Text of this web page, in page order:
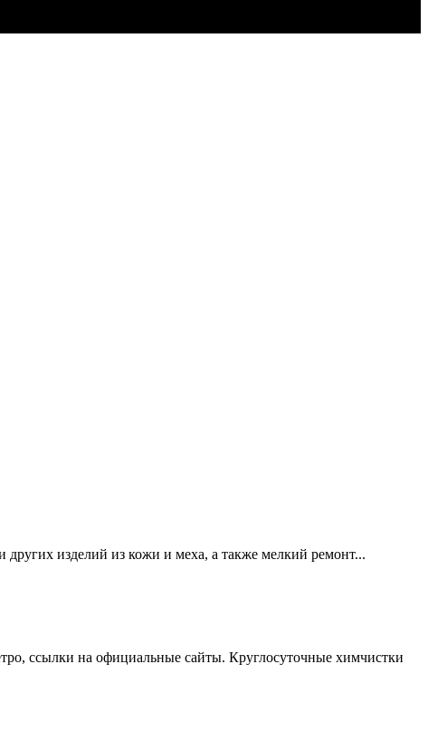
изделий из кожи и меха, а также мелкий ремонт...
ссылки на официальные сайты. Круглосуточные химчистки